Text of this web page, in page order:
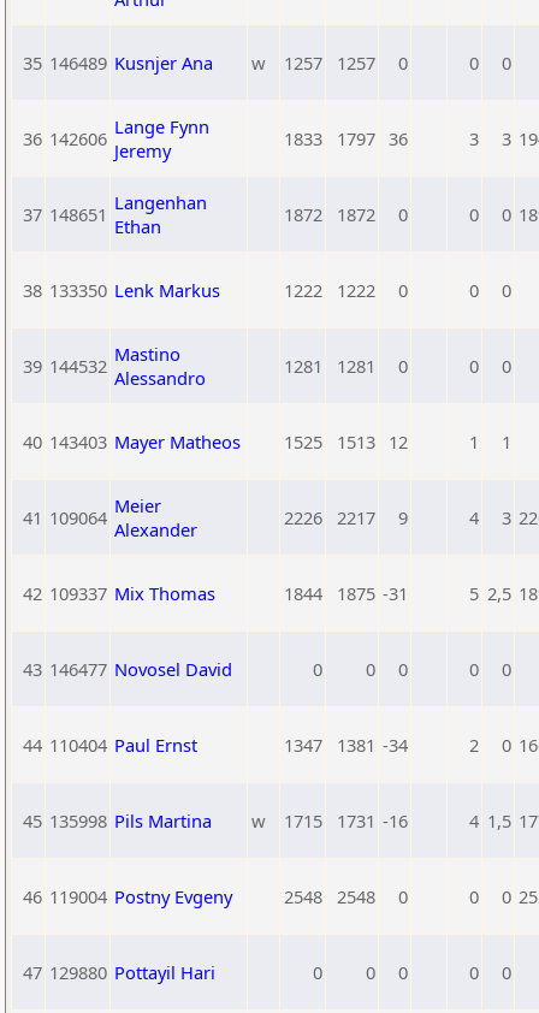
35 146489 Kusnjer Ana w 1257 1257 0 0 0
36 142606 Lange Fynn
Jeremy
1833 1797 36 3 3
37 148651 Langenhan
Ethan
1872 1872 0 0 0
38 133350 Lenk Markus 1222 1222 0 0 0
39 144532 Mastino
Alessandro
1281 1281 0 0 0
40 143403 Mayer Matheos 1525 1513 12 1 1
41 109064 Meier
Alexander
2226 2217 9 4 3
42 109337 Mix Thomas 1844 1875 -31 5 2,5
43 146477 Novosel David 0 0 0 0 0
44 110404 Paul Ernst 1347 1381 -34 2 0
45 135998 Pils Martina w 1715 1731 -16 4 1,5
46 119004 Postny Evgeny 2548 2548 0 0 0
47 129880 Pottayil Hari 0 0 0 0 0